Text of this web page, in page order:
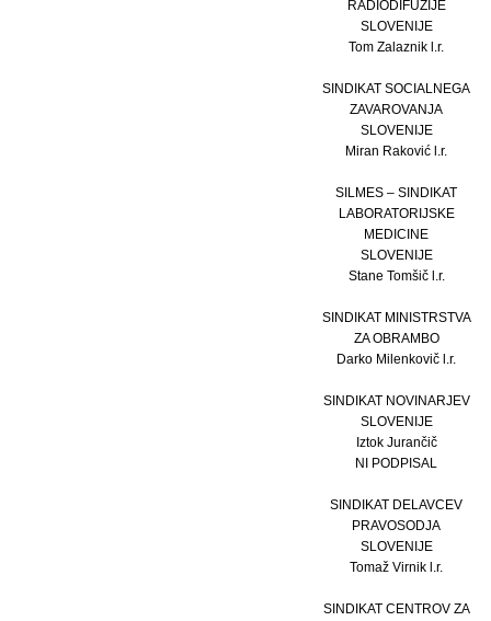
RADIODIFUZIJE
SLOVENIJE
Tom Zalaznik l.r.
SINDIKAT SOCIALNEGA
ZAVAROVANJA
SLOVENIJE
Miran Raković l.r.
SILMES – SINDIKAT
LABORATORIJSKE
MEDICINE
SLOVENIJE
Stane Tomšič l.r.
SINDIKAT MINISTRSTVA
ZA OBRAMBO
Darko Milenkovič l.r.
SINDIKAT NOVINARJEV
SLOVENIJE
Iztok Jurančič
NI PODPISAL
SINDIKAT DELAVCEV
PRAVOSODJA
SLOVENIJE
Tomaž Virnik l.r.
SINDIKAT CENTROV ZA